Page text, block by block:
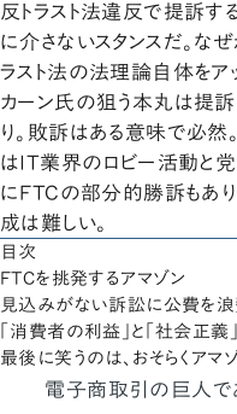
反トラスト法違反で提訴す
に介さないスタンスだ。な
ラスト法の法理論自体をア
カーン氏の狙う本丸は提
り。敗訴はある意味で必
はIT業界のロビー活動と
にFTCの部分的勝訴もあ
成は難しい。
目次
FTCを挑発するアマゾン
見込みがない訴訟に公費を浪
「消費者の利益」と「社会正義
最後に笑うのは、おそらくアマ
電子商取引の巨人で